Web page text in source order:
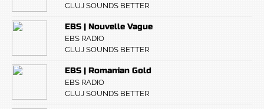
CLUJ SOUNDS BETTER
EBS | Nouvelle Vague
EBS RADIO
CLUJ SOUNDS BETTER
EBS | Romanian Gold
EBS RADIO
CLUJ SOUNDS BETTER